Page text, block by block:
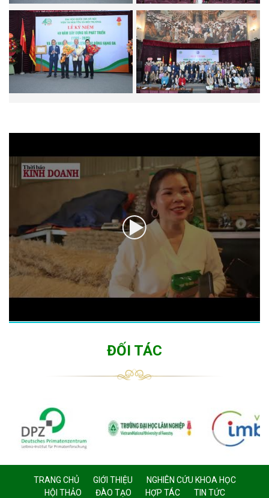
ĐỐI TÁC
TRANG CHỦ GIỚI THIỆU
NGHIÊN CỨU KHOA HỌC
HỘI THẢO
ĐÀO TẠO HỢP TÁC
TIN TỨC